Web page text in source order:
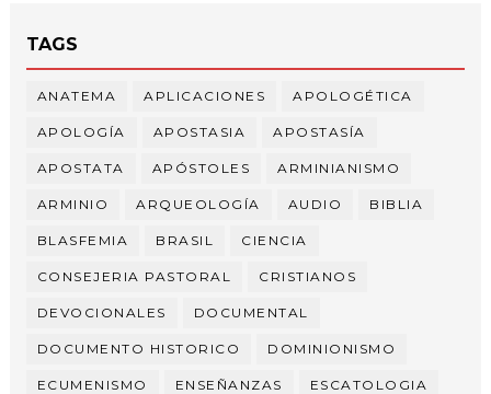
TAGS
ANATEMA APLICACIONES APOLOGÉTICA
APOLOGÍA APOSTASIA APOSTASÍA
APOSTATA APÓSTOLES ARMINIANISMO
ARMINIO ARQUEOLOGÍA AUDIO BIBLIA
BLASFEMIA BRASIL CIENCIA
CONSEJERIA PASTORAL CRISTIANOS
DEVOCIONALES DOCUMENTAL
DOCUMENTO HISTORICO DOMINIONISMO
ECUMENISMO ENSEÑANZAS ESCATOLOGIA